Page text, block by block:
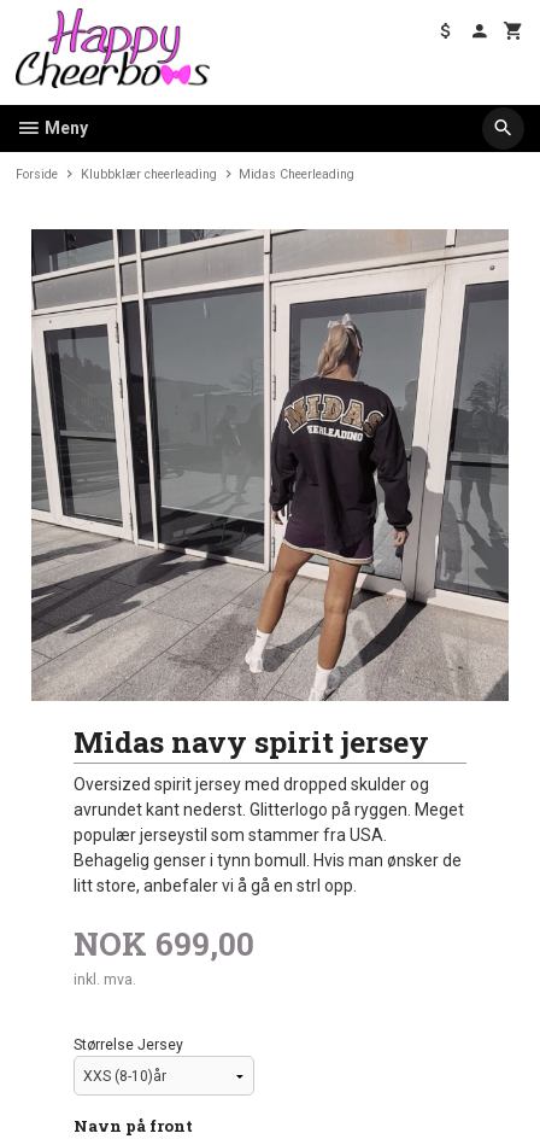
innholdet
Meny
Forside Klubbklær cheerleading Midas Cheerleading
Midas navy spirit jersey
Oversized spirit jersey med dropped skulder og
avrundet kant nederst. Glitterlogo på ryggen. Meget
populær jerseystil som stammer fra USA.
Behagelig genser i tynn bomull. Hvis man ønsker de
litt store, anbefaler vi å gå en strl opp.
NOK 699,00
inkl. mva.
Størrelse Jersey
Navn på front